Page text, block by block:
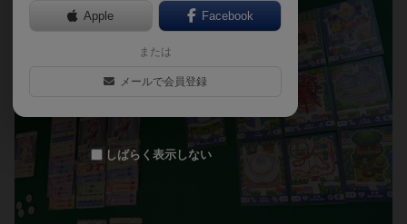
Apple Facebook
または
メールで会員登録
しばらく表示しない